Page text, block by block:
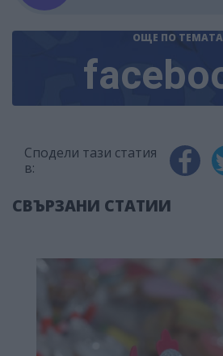
ОЩЕ ПО ТЕМАТА
Сподели тази статия
в:
СВЪРЗАНИ СТАТИИ